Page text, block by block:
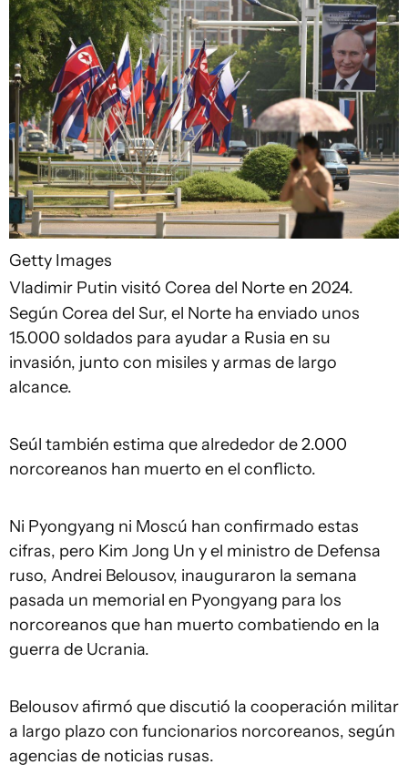
Getty Images
Vladimir Putin visitó Corea del Norte en 2024.
Según Corea del Sur, el Norte ha enviado unos
15.000 soldados para ayudar a Rusia en su
invasión, junto con misiles y armas de largo
alcance.
Seúl también estima que alrededor de 2.000
norcoreanos han muerto en el conflicto.
Ni Pyongyang ni Moscú han confirmado estas
cifras, pero Kim Jong Un y el ministro de Defensa
ruso, Andrei Belousov, inauguraron la semana
pasada un memorial en Pyongyang para los
norcoreanos que han muerto combatiendo en la
guerra de Ucrania.
Belousov afirmó que discutió la cooperación militar
a largo plazo con funcionarios norcoreanos, según
agencias de noticias rusas.